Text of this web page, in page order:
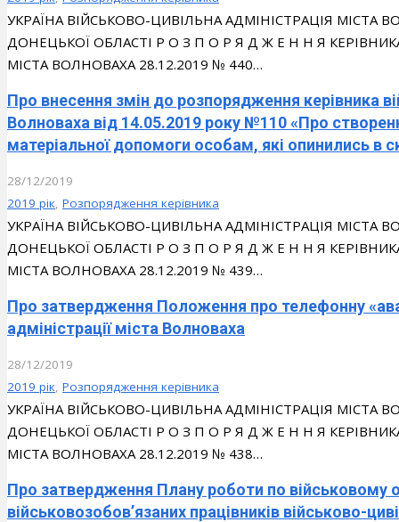
УКРАЇНА ВІЙСЬКОВО-ЦИВІЛЬНА АДМІНІСТРАЦІЯ
ДОНЕЦЬКОЇ ОБЛАСТІ Р О З П О Р Я Д Ж Е Н Н Я
МІСТА ВОЛНОВАХА 28.12.2019 № 440…
Про внесення змін до розпорядження керівника
Волноваха від 14.05.2019 року №110 «Про
матеріальної допомоги особам, які опинились в
28/12/2019
2019 рік, Розпорядження керівника
УКРАЇНА ВІЙСЬКОВО-ЦИВІЛЬНА АДМІНІСТРАЦІЯ
ДОНЕЦЬКОЇ ОБЛАСТІ Р О З П О Р Я Д Ж Е Н Н Я
МІСТА ВОЛНОВАХА 28.12.2019 № 439…
Про затвердження Положення про телефонну
адміністрації міста Волноваха
28/12/2019
2019 рік, Розпорядження керівника
УКРАЇНА ВІЙСЬКОВО-ЦИВІЛЬНА АДМІНІСТРАЦІЯ
ДОНЕЦЬКОЇ ОБЛАСТІ Р О З П О Р Я Д Ж Е Н Н Я
МІСТА ВОЛНОВАХА 28.12.2019 № 438…
Про затвердження Плану роботи по військовому
військовозобов’язаних працівників військово-